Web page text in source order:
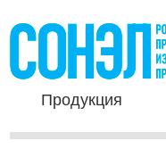
Продукция